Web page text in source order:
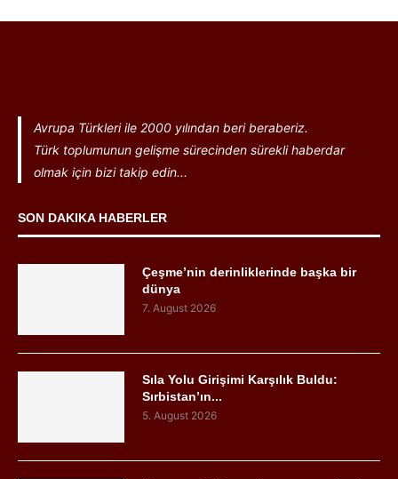
Avrupa Türkleri ile 2000 yılından beri beraberiz.
Türk toplumunun gelişme sürecinden sürekli haberdar
olmak için bizi takip edin...
SON DAKIKA HABERLER
Çeşme’nin derinliklerinde başka bir
dünya
7. August 2026
Sıla Yolu Girişimi Karşılık Buldu:
Sırbistan’ın...
5. August 2026